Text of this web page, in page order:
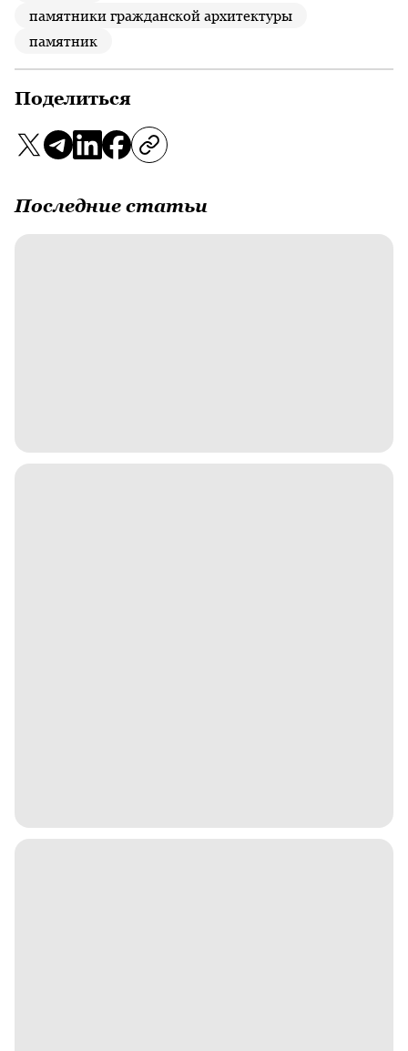
памятники гражданской архитектуры
памятник
Поделиться
Последние статьи